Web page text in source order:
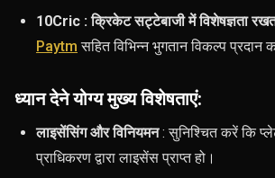
10Cric : क्रिकेट सट्टेबाजी में विशेषज्ञता
Paytm सहित विभिन्न भुगतान विकल्प प्रदान
ध्यान देने योग्य मुख्य विशेषताएं:
लाइसेंसिंग और विनियमन: सुनिश्चित करें कि
प्राधिकरण द्वारा लाइसेंस प्राप्त हो।